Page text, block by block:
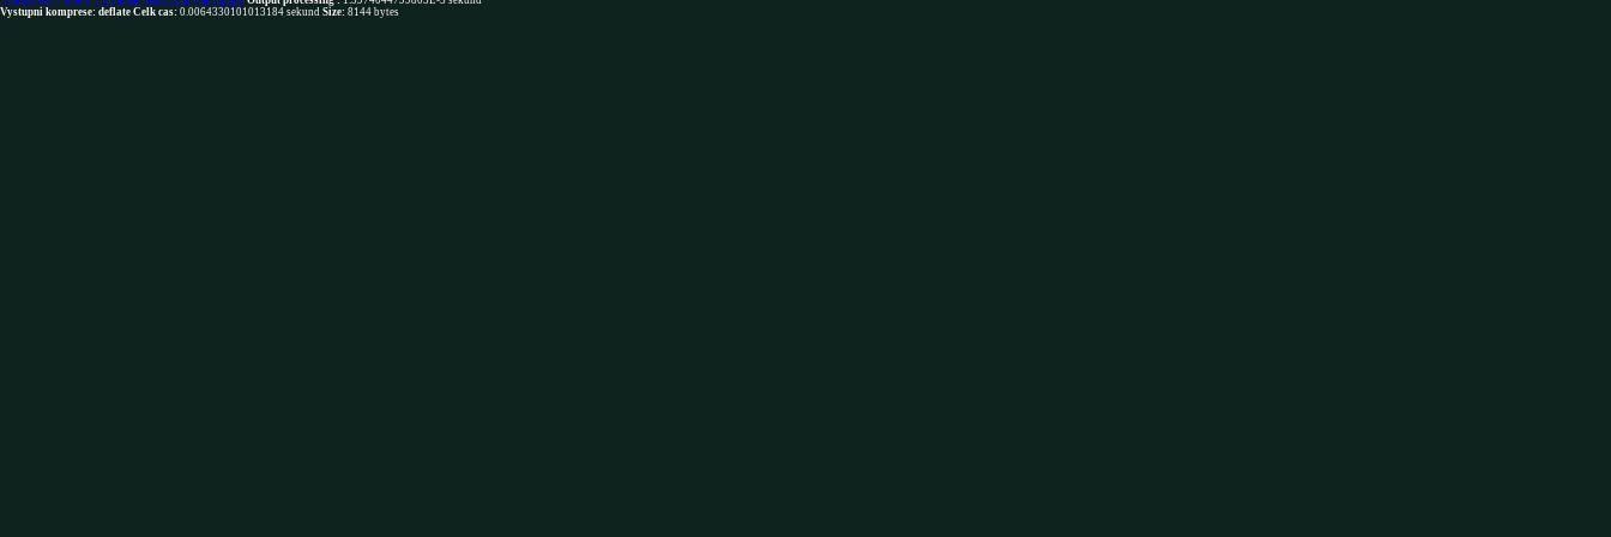
Vystupni komprese: deflate Celk cas: 0.0064330101013184 sekund Size: 8144 bytes